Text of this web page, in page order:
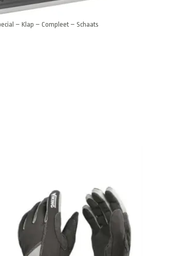
– Klap – Compleet – Schaats